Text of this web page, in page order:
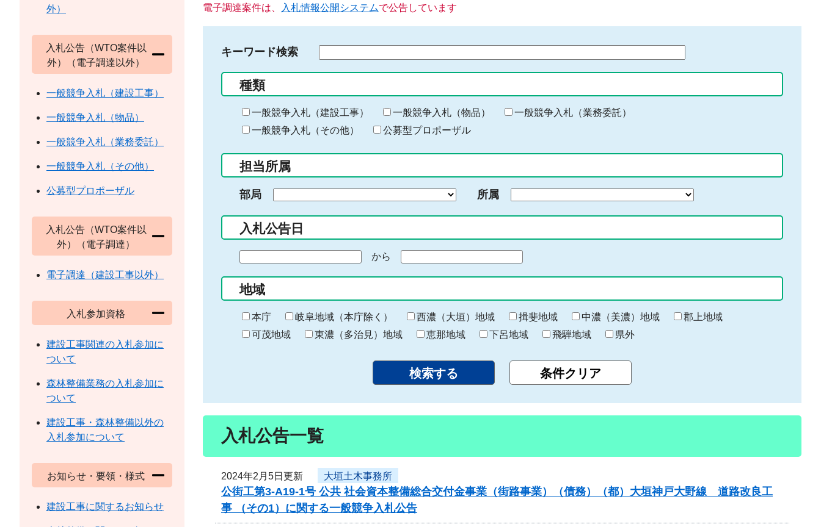
電子調達案件は、 入札情報公開システムで公告しています
キーワード検索
る
キ
ー
ー
入
力
種類
一般競争入札（建設工事） 一般競争入札（物品）
一般競争入札（業務委託）
一般競争入札（その他）
公募型プロポーザル
担当所属
部局 所属
入札公告日
の
始
ま
り
から
終
わ
り
地域
本庁 岐阜地域（本庁除く） 西濃（大垣）地域 揖斐地域 中濃（美濃）地域
郡上地域
可茂地域
東濃（多治見）地域 恵那地域 下呂地域 飛騨地域 県外
入札公告一覧
2024年2月5日更新 大垣土木事務所
公街工第3-A19-1号 公共 社会資本整備総合交付金事業（街路事業）（債務）（都）大垣神戸大野線 道路改良工
事 （その1）に関する一般競争入札公告
外）
入札公告（WTO案件以
外）（電子調達以外）
一般競争入札（建設工事）
一般競争入札（物品）
一般競争入札（業務委託）
一般競争入札（その他）
公募型プロポーザル
入札公告（WTO案件以
外）（電子調達）
電子調達（建設工事以外）
入札参加資格
建設工事関連の入札参加に
ついて
森林整備業務の入札参加に
ついて
建設工事・森林整備以外の
入札参加について
お知らせ・要領・様式
建設工事に関するお知らせ